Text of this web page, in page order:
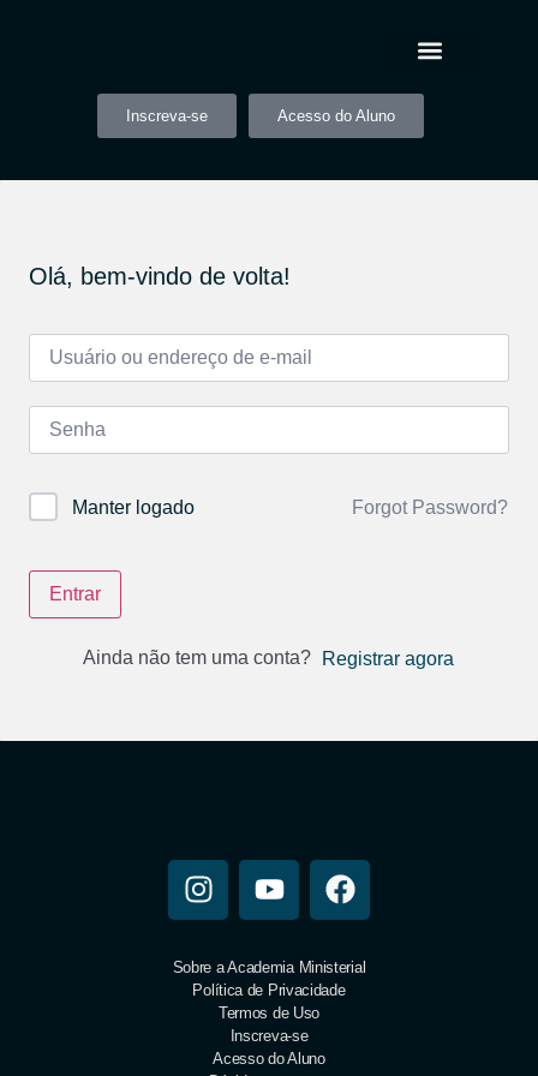
Inscreva-se Acesso do Aluno
Olá, bem-vindo de volta!
Manter logado Forgot Password?
Entrar
Ainda não tem uma conta? Registrar agora
Sobre a Academia Ministerial
Política de Privacidade
Termos de Uso
Inscreva-se
Acesso do Aluno